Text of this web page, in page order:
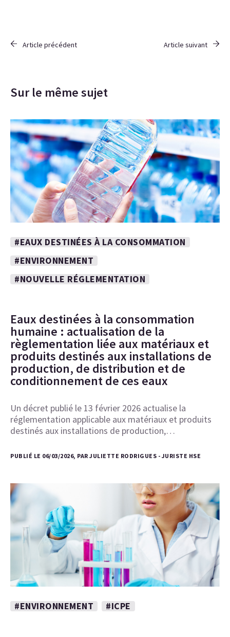
Article précédent Article suivant
Sur le même sujet
#EAUX DESTINÉES À LA CONSOMMATION
#ENVIRONNEMENT
#NOUVELLE RÉGLEMENTATION
Eaux destinées à la consommation
humaine : actualisation de la
règlementation liée aux matériaux et
produits destinés aux installations de
production, de distribution et de
conditionnement de ces eaux
Un décret publié le 13 février 2026 actualise la
réglementation applicable aux matériaux et produits
destinés aux installations de production,…
PUBLIÉ LE 06/03/2026, PAR JULIETTE RODRIGUES - JURISTE HSE
#ENVIRONNEMENT #ICPE